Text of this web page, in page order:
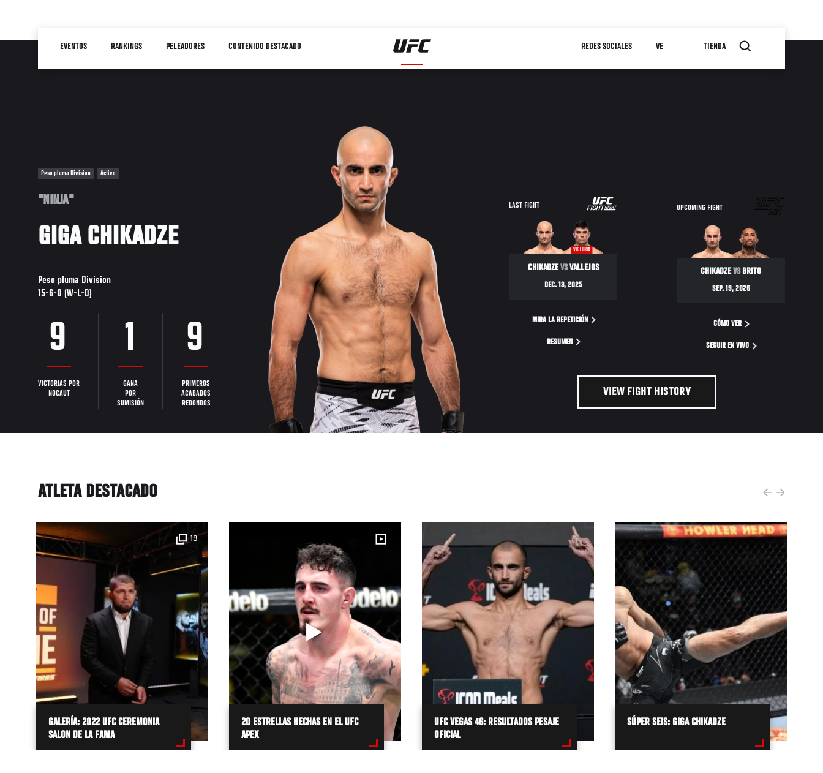
navigation
EVENTOS RANKINGS PELEADORES CONTENIDO DESTACADO REDES SOCIALES VE TIENDA
Peso pluma Division Activo
"NINJA"
GIGA CHIKADZE
Peso pluma Division
15-6-0 (W-L-D)
9
VICTORIAS POR
NOCAUT
1
GANA
POR
SUMISIÓN
9
PRIMEROS
ACABADOS
REDONDOS
LAST FIGHT
VICTORIA
CHIKADZEVSVALLEJOS
DEC. 13, 2025
MIRA LA REPETICIÓN
RESUMEN
UPCOMING FIGHT
CHIKADZEVSBRITO
SEP. 19, 2026
CÓMO VER
SEGUIR EN VIVO
VIEW FIGHT HISTORY
ATLETA DESTACADO
18
GALERÍA: 2022 UFC CEREMONIA
SALON DE LA FAMA
20 ESTRELLAS HECHAS EN EL UFC
APEX
UFC VEGAS 46: RESULTADOS PESAJE
OFICIAL
SÚPER SEIS: GIGA CHIKADZE